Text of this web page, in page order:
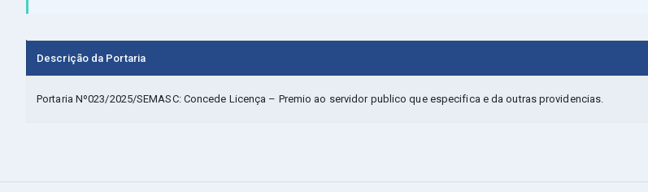
Descrição da Portaria
Portaria Nº023/2025/SEMASC: Concede Licença – Premio ao servidor publico que especifica e da outras providencias.